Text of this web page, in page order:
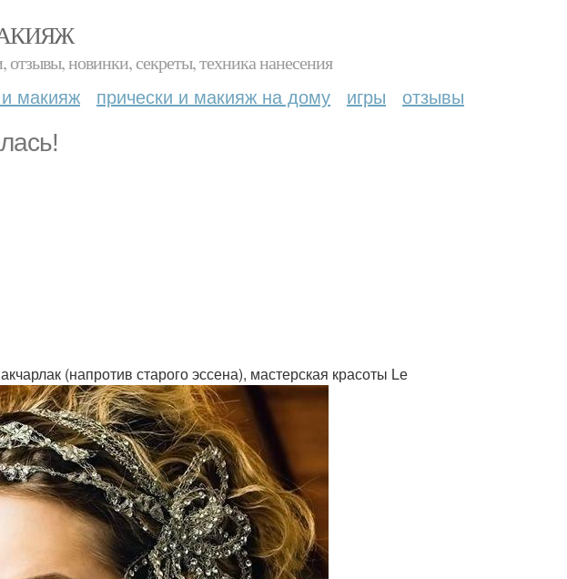
новинки, секреты, техника нанесения
и макияж прически и макияж на дому игры отзывы
(напротив старого эссена), мастерская красоты Lе